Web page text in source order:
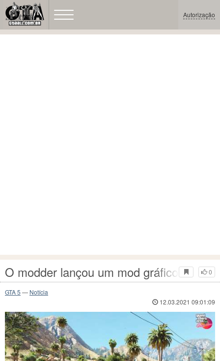
Autorização
0
O modder lançou um mod gráfico GTA
GTA 5 — Notícia
12.03.2021 09:01:09